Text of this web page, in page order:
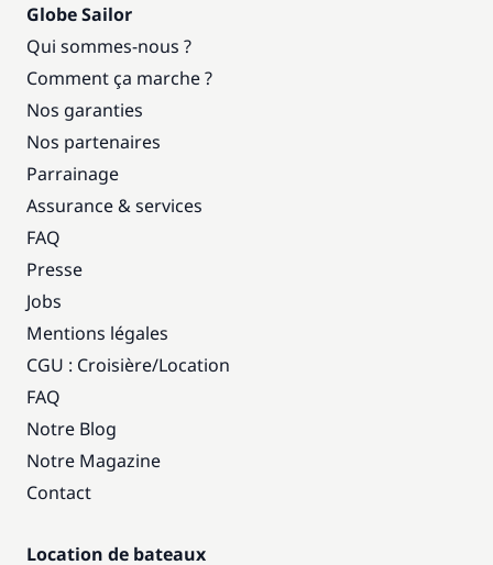
Globe Sailor
Qui sommes-nous ?
Comment ça marche ?
Nos garanties
Nos partenaires
Parrainage
Assurance & services
FAQ
Presse
Jobs
Mentions légales
CGU : Croisière/Location
FAQ
Notre Blog
Notre Magazine
Contact
Location de bateaux